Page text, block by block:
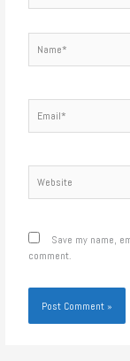
Save my name,
comment.